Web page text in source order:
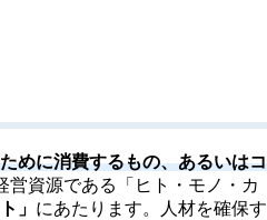
めに消費するもの、あるいはコ
営資源である「ヒト・モノ・カ
」 にあたります。人材を確保す